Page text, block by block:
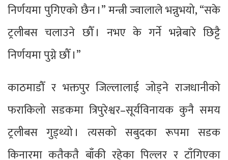
निर्णयमा पुगिएको छैन ।” मन्त्री ज्वालाले भन्नुभयो, “सके
ट्रलीबस चलाउने छौँ । नभए के गर्ने भन्नेबारे छिट्टै
निर्णयमा पुग्ने छौँ ।”
काठमाडौँ र भक्तपुर जिल्लालाई जोड्ने राजधानीको
फराकिलो सडकमा त्रिपुरेश्वर–सूर्यविनायक कुनै समय
ट्रलीबस गुड्थ्यो । त्यसको सबुदका रूपमा सडक
किनारमा कतैकतै बाँकी रहेका पिल्लर र टाँगिएका